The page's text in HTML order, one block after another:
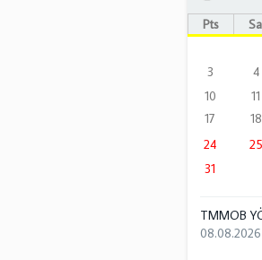
Pts
3
4
10
11
17
18
24
25
31
TMMOB